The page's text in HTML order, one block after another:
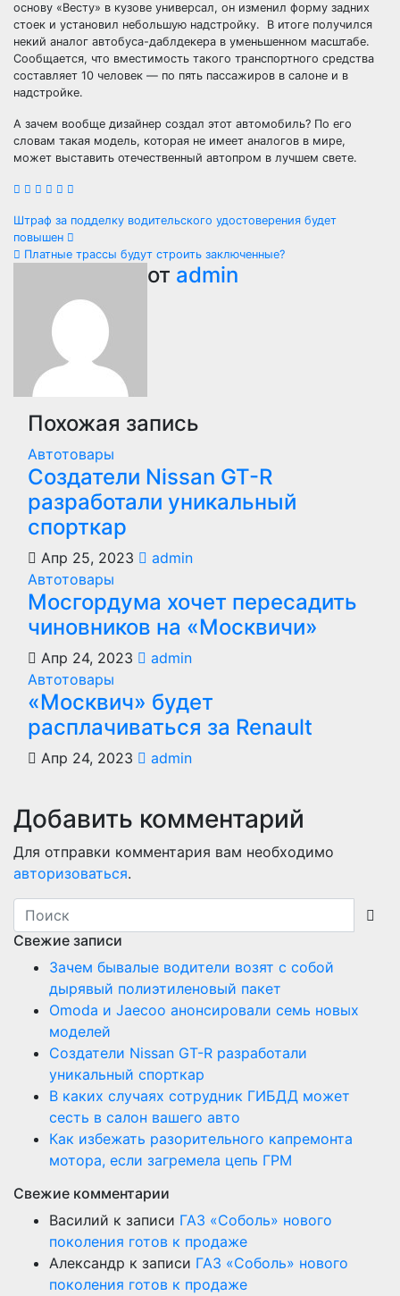
основу «Весту» в кузове универсал, он изменил форму задних
стоек и установил небольшую надстройку. В итоге получился
некий аналог автобуса-даблдекера в уменьшенном масштабе.
Сообщается, что вместимость такого транспортного средства
составляет 10 человек — по пять пассажиров в салоне и в
надстройке.
А зачем вообще дизайнер создал этот автомобиль? По его
словам такая модель, которая не имеет аналогов в мире,
может выставить отечественный автопром в лучшем свете.
Навигация
по
записям
Штраф за подделку водительского удостоверения будет
повышен
Платные трассы будут строить заключенные?
от admin
Похожая запись
Автотовары
Создатели Nissan GT-R
разработали уникальный
спорткар
Апр 25, 2023
admin
Автотовары
Мосгордума хочет пересадить
чиновников на «Москвичи»
Апр 24, 2023
admin
Автотовары
«Москвич» будет
расплачиваться за Renault
Апр 24, 2023 admin
Добавить комментарий
Для отправки комментария вам необходимо
авторизоваться.
Свежие записи
Зачем бывалые водители возят с собой
дырявый полиэтиленовый пакет
Оmoda и Jaecoo анонсировали семь новых
моделей
Создатели Nissan GT-R разработали
уникальный спорткар
В каких случаях сотрудник ГИБДД может
сесть в салон вашего авто
Как избежать разорительного капремонта
мотора, если загремела цепь ГРМ
Свежие комментарии
Василий к записи ГАЗ «Соболь» нового
поколения готов к продаже
Александр к записи ГАЗ «Соболь» нового
поколения готов к продаже